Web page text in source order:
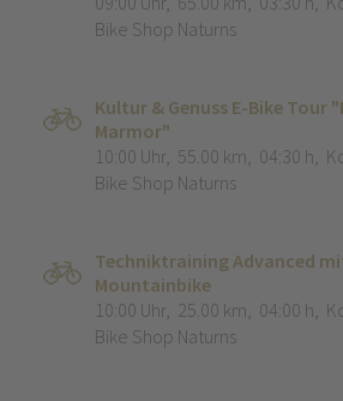
Bike Shop Naturns
Kultur & Genuss E-Bike Tour
Marmor"
10:00 Uhr, 55.00 km, 04:30 h,
Bike Shop Naturns
Techniktraining Advanced
Mountainbike
10:00 Uhr, 25.00 km, 04:00 h,
Bike Shop Naturns